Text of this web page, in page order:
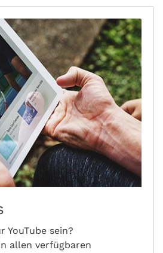
YouTube sein?
allen verfügbaren